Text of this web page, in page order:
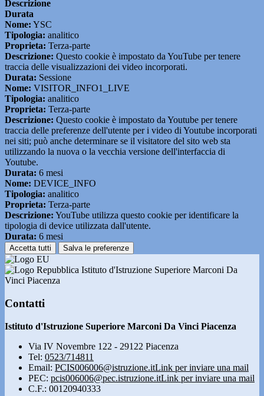
Descrizione
Durata
Nome: YSC
Tipologia: analitico
Proprieta: Terza-parte
Descrizione: Questo cookie è impostato da YouTube per tenere
traccia delle visualizzazioni dei video incorporati.
Durata: Sessione
Nome: VISITOR_INFO1_LIVE
Tipologia: analitico
Proprieta: Terza-parte
Descrizione: Questo cookie è impostato da Youtube per tenere
traccia delle preferenze dell'utente per i video di Youtube incorporati
nei siti; può anche determinare se il visitatore del sito web sta
utilizzando la nuova o la vecchia versione dell'interfaccia di
Youtube.
Durata: 6 mesi
Nome: DEVICE_INFO
Tipologia: analitico
Proprieta: Terza-parte
Descrizione: YouTube utilizza questo cookie per identificare la
tipologia di device utilizzata dall'utente.
Durata: 6 mesi
Accetta tutti Salva le preferenze
Istituto d'Istruzione Superiore Marconi Da
Vinci Piacenza
Contatti
Istituto d'Istruzione Superiore Marconi Da Vinci Piacenza
Via IV Novembre 122 - 29122 Piacenza
Tel: 0523/714811
Email: PCIS006006@istruzione.itLink per inviare una mail
PEC: pcis006006@pec.istruzione.itLink per inviare una mail
C.F.: 00120940333